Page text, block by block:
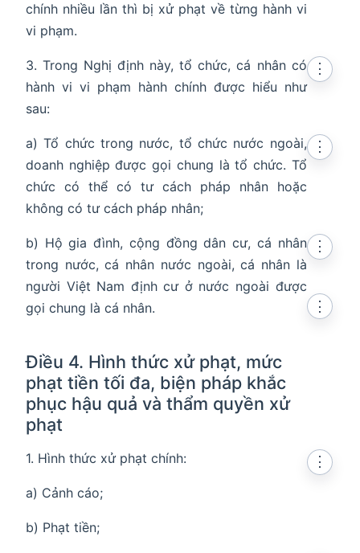
chính nhiều lần thì bị xử phạt về từng hành vi
vi phạm.
3. Trong Nghị định này, tổ chức, cá nhân có
hành vi vi phạm hành chính được hiểu như
sau:
⋮
a) Tổ chức trong nước, tổ chức nước ngoài,
doanh nghiệp được gọi chung là tổ chức. Tổ
chức có thể có tư cách pháp nhân hoặc
không có tư cách pháp nhân;
⋮
b) Hộ gia đình, cộng đồng dân cư, cá nhân
trong nước, cá nhân nước ngoài, cá nhân là
người Việt Nam định cư ở nước ngoài được
gọi chung là cá nhân.
⋮
Điều 4. Hình thức xử phạt, mức
phạt tiền tối đa, biện pháp khắc
phục hậu quả và thẩm quyền xử
phạt
⋮
1. Hình thức xử phạt chính:
⋮
a) Cảnh cáo;
b) Phạt tiền;